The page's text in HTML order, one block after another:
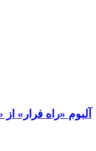
آلبوم «راه فرار»